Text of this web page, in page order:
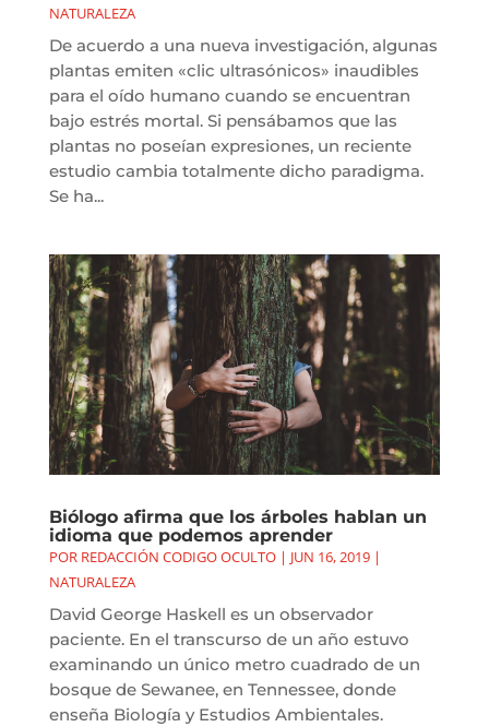
NATURALEZA
De acuerdo a una nueva investigación, algunas
plantas emiten «clic ultrasónicos» inaudibles
para el oído humano cuando se encuentran
bajo estrés mortal. Si pensábamos que las
plantas no poseían expresiones, un reciente
estudio cambia totalmente dicho paradigma.
Se ha...
Biólogo afirma que los árboles hablan un
idioma que podemos aprender
POR REDACCIÓN CODIGO OCULTO| JUN 16, 2019|
NATURALEZA
David George Haskell es un observador
paciente. En el transcurso de un año estuvo
examinando un único metro cuadrado de un
bosque de Sewanee, en Tennessee, donde
enseña Biología y Estudios Ambientales.